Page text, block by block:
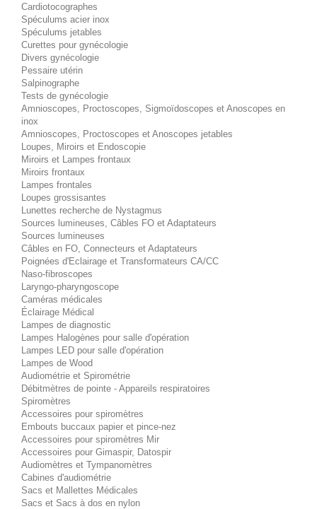
Cardiotocographes
Spéculums acier inox
Spéculums jetables
Curettes pour gynécologie
Divers gynécologie
Pessaire utérin
Salpinographe
Tests de gynécologie
Amnioscopes, Proctoscopes, Sigmoïdoscopes et Anoscopes en
inox
Amnioscopes, Proctoscopes et Anoscopes jetables
Loupes, Miroirs et Endoscopie
Miroirs et Lampes frontaux
Miroirs frontaux
Lampes frontales
Loupes grossisantes
Lunettes recherche de Nystagmus
Sources lumineuses, Câbles FO et Adaptateurs
Sources lumineuses
Câbles en FO, Connecteurs et Adaptateurs
Poignées d'Eclairage et Transformateurs CA/CC
Naso-fibroscopes
Laryngo-pharyngoscope
Caméras médicales
Éclairage Médical
Lampes de diagnostic
Lampes Halogènes pour salle d'opération
Lampes LED pour salle d'opération
Lampes de Wood
Audiométrie et Spirométrie
Débitmètres de pointe - Appareils respiratoires
Spiromètres
Accessoires pour spiromètres
Embouts buccaux papier et pince-nez
Accessoires pour spiromètres Mir
Accessoires pour Gimaspir, Datospir
Audiomètres et Tympanomètres
Cabines d'audiométrie
Sacs et Mallettes Médicales
Sacs et Sacs à dos en nylon